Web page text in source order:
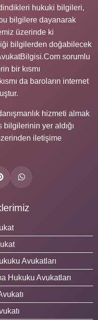
hukuki bilgileri,
bilgilere dayanarak
üzerinde ki
bilgilerden doğabilecek
sorumlu
bir kısmı
da baroların internet
hizmeti almak
yer aldığı
iletişime
Avukatları
Hukuku Avukatları